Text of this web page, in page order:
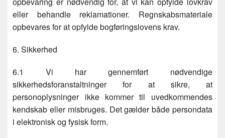
eller behandle reklamationer. Regnskabsmateriale
opbevares for at opfylde bogføringslovens krav.
6. Sikkerhed
6.1 Vi har gennemført nødvendige
sikkerhedsforanstaltninger for at sikre, at
personoplysninger ikke kommer til uvedkommendes
kendskab eller misbruges. Det gælder både persondata
i elektronisk og fysisk form.